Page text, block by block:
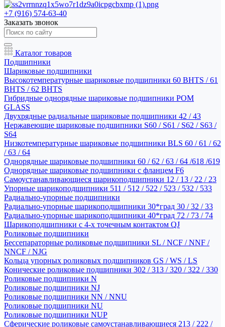
+7 (916) 574-63-40
Заказать звонок
Каталог товаров
Подшипники
Шариковые подшипники
Высокотемпературные шариковые подшипники 60 BHTS / 61
BHTS / 62 BHTS
Гибридные однорядные шариковые подшипники POM
GLASS
Двухрядные радиальные шариковые подшипники 42 / 43
Нержавеющие шариковые подшипники S60 / S61 / S62 / S63 /
S64
Низкотемпературные шариковые подшипники BLS 60 / 61 / 62
/ 63 / 64
Однорядные шариковые подшипники 60 / 62 / 63 / 64 /618 /619
Однорядные шариковые подшипники с фланцем F6
Самоустанавливающиеся шарикоподшипники 12 / 13 / 22 / 23
Упорные шарикоподшипники 511 / 512 / 522 / 523 / 532 / 533
Радиально-упорные подшипники
Радиально-упорные шарикоподшипники 30*град 30 / 32 / 33
Радиально-упорные шарикоподшипники 40*град 72 / 73 / 74
Шарикоподшипники с 4-х точечным контактом QJ
Роликовые подшипники
Бессепараторные роликовые подшипники SL / NCF / NNF /
NNCF / NJG
Кольца упорных роликовых подшипников GS / WS / LS
Конические роликовые подшипники 302 / 313 / 320 / 322 / 330
Роликовые подшипники N
Роликовые подшипники NJ
Роликовые подшипники NN / NNU
Роликовые подшипники NU
Роликовые подшипники NUP
Сферические роликовые самоустанавливающиеся 213 / 222 /